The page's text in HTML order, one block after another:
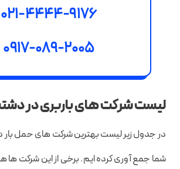
021-4444-9176
0917-089-2005
لیست شرکت های باربری در
در جدول زیر لیست بهترین شرکت های حمل بار
شما جمع آوری کرده ایم. برخی از این شرکت ها